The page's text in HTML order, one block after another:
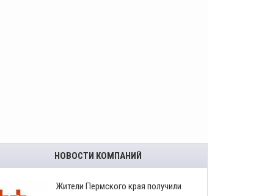
НОВОСТИ КОМПАНИЙ
​Жители Пермского края получили